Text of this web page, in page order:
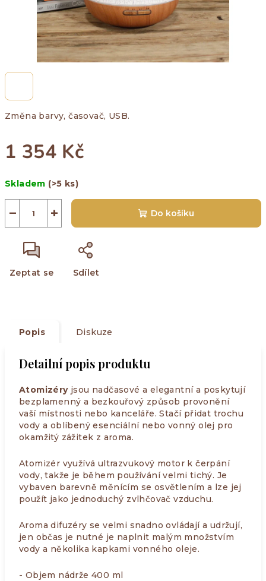
Změna barvy, časovač, USB.
1 354 Kč
cena:
Skladem (>5 ks)
+
− Do košíku
Zeptat se Sdílet
Popis Diskuze
Detailní popis produktu
Atomizéryjsou nadčasové a elegantní a poskytují
bezplamenný a bezkouřový způsob provonění
vaší místnosti nebo kanceláře. Stačí přidat trochu
vody a oblíbený esenciální nebo vonný olej pro
okamžitý zážitek z aroma.
Atomizér využívá ultrazvukový motor k čerpání
vody, takže je během používání velmi tichý. Je
vybaven barevně měnícím se osvětlením a lze jej
použít jako jednoduchý zvlhčovač vzduchu.
Aroma difuzéry se velmi snadno ovládají a udržují,
jen občas je nutné je naplnit malým množstvím
vody a několika kapkami vonného oleje.
- Objem nádrže 400 ml